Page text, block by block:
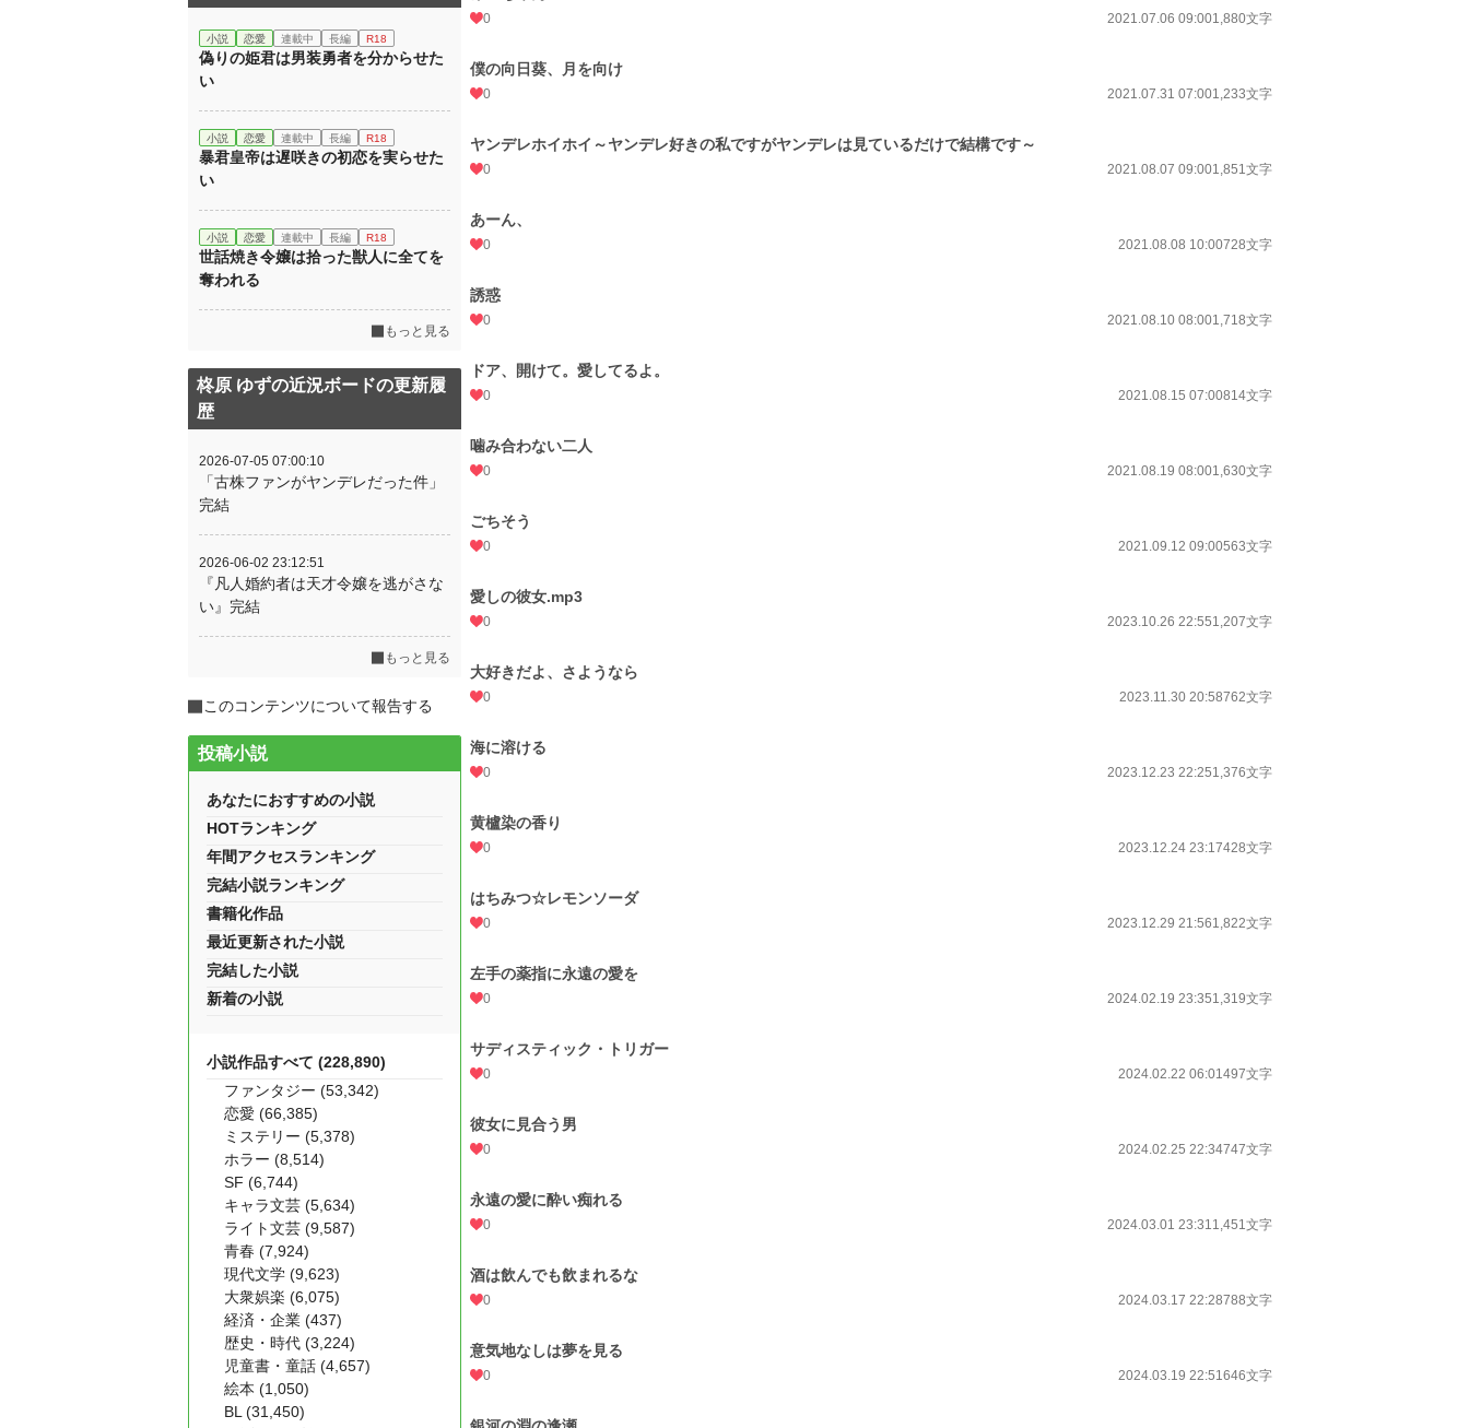
0 2021.07.06 09:001,880文字
僕の向日葵、月を向け
0 2021.07.31 07:001,233文字
ヤンデレホイホイ～ヤンデレ好きの私ですがヤンデレは見ているだけで結構です～
0 2021.08.07 09:001,851文字
あーん、
0 2021.08.08 10:00728文字
誘惑
0 2021.08.10 08:001,718文字
ドア、開けて。愛してるよ。
0 2021.08.15 07:00814文字
噛み合わない二人
0 2021.08.19 08:001,630文字
ごちそう
0 2021.09.12 09:00563文字
愛しの彼女.mp3
0 2023.10.26 22:551,207文字
大好きだよ、さようなら
0 2023.11.30 20:58762文字
海に溶ける
0 2023.12.23 22:251,376文字
黄櫨染の香り
0 2023.12.24 23:17428文字
はちみつ☆レモンソーダ
0 2023.12.29 21:561,822文字
左手の薬指に永遠の愛を
0 2024.02.19 23:351,319文字
サディスティック・トリガー
0 2024.02.22 06:01497文字
彼女に見合う男
0 2024.02.25 22:34747文字
永遠の愛に酔い痴れる
0 2024.03.01 23:311,451文字
酒は飲んでも飲まれるな
0 2024.03.17 22:28788文字
意気地なしは夢を見る
0 2024.03.19 22:51646文字
小説 恋愛 連載中 長編 R18
偽りの姫君は男装勇者を分からせた
い
小説 恋愛 連載中 長編 R18
暴君皇帝は遅咲きの初恋を実らせた
い
小説 恋愛 連載中 長編 R18
世話焼き令嬢は拾った獣人に全てを
奪われる
もっと見る
柊原 ゆずの近況ボードの更新履
歴
2026-07-05 07:00:10
「古株ファンがヤンデレだった件」
完結
2026-06-02 23:12:51
『凡人婚約者は天才令嬢を逃がさな
い』完結
もっと見る
このコンテンツについて報告する
投稿小説
あなたにおすすめの小説
HOTランキング
年間アクセスランキング
完結小説ランキング
書籍化作品
最近更新された小説
完結した小説
新着の小説
小説作品すべて (228,890)
ファンタジー (53,342)
恋愛 (66,385)
ミステリー (5,378)
ホラー (8,514)
SF (6,744)
キャラ文芸 (5,634)
ライト文芸 (9,587)
青春 (7,924)
現代文学 (9,623)
大衆娯楽 (6,075)
経済・企業 (437)
歴史・時代 (3,224)
児童書・童話 (4,657)
絵本 (1,050)
BL (31,450)